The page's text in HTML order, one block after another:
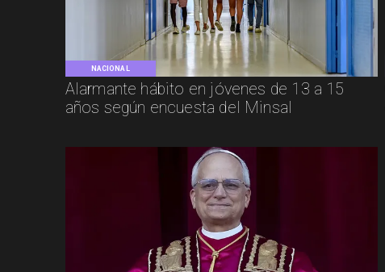
NACIONAL
Alarmante hábito en jóvenes de 13 a 15
años según encuesta del Minsal